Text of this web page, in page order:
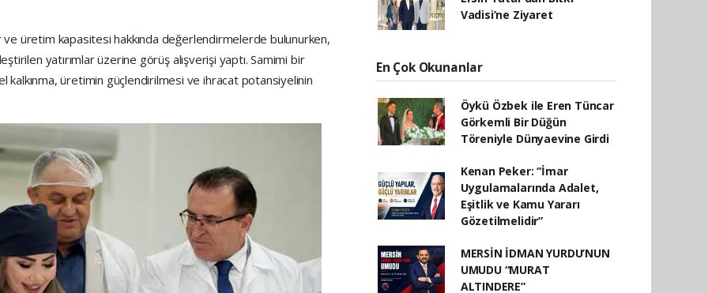
ve üretim kapasitesi hakkında değerlendirmelerde bulunurken,
yatırımlar üzerine görüş alışverişi yaptı. Samimi bir
üretimin güçlendirilmesi ve ihracat potansiyelinin
Vadisi’ne Ziyaret
En Çok Okunanlar
Öykü Özbek ile Eren Tüncar
Görkemli Bir Düğün
Töreniyle Dünyaevine Girdi
Kenan Peker: “İmar
Uygulamalarında Adalet,
Eşitlik ve Kamu Yararı
Gözetilmelidir”
MERSİN İDMAN YURDU’NUN
UMUDU “MURAT
ALTINDERE”